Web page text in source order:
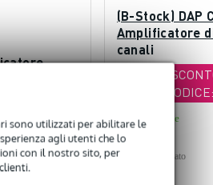
sono utilizzati per abilitare le
agli utenti che lo
con il nostro sito, per
366,00 €
(B-Stock) DAP
Amplificatore
canali
10% DI
Disponibile
Prezzo consigliato